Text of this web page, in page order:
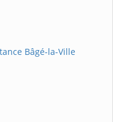
Bâgé-la-Ville